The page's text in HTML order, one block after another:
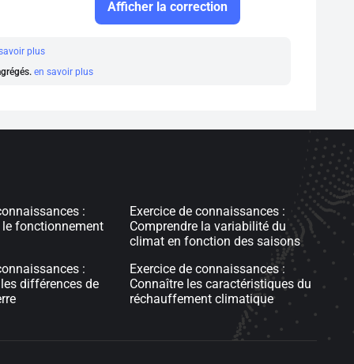
Afficher la correction
plus
en savoir plus
:
fonctionnement
:
différences de
Exercice de connaissances :
Comprendre la variabilité du
climat en fonction des saisons
Exercice de connaissances :
Connaître les caractéristiques du
réchauffement climatique